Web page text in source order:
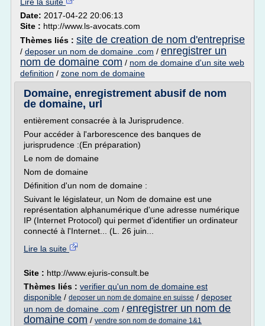
Date: 2017-04-22 20:06:13
Site : http://www.ls-avocats.com
Thèmes liés : site de creation de nom d'entreprise
/ deposer un nom de domaine .com / enregistrer un
nom de domaine com / nom de domaine d'un site web
definition / zone nom de domaine
Domaine, enregistrement abusif de nom
de domaine, url
entièrement consacrée à la Jurisprudence.
Pour accéder à l'arborescence des banques de
jurisprudence :(En préparation)
Le nom de domaine
Nom de domaine
Définition d'un nom de domaine :
Suivant le législateur, un Nom de domaine est une
représentation alphanumérique d'une adresse numérique
IP (Internet Protocol) qui permet d'identifier un ordinateur
connecté à l'Internet... (L. 26 juin...
Lire la suite
Site : http://www.ejuris-consult.be
Thèmes liés : verifier qu'un nom de domaine est
disponible / deposer un nom de domaine en suisse / deposer
un nom de domaine .com / enregistrer un nom de
domaine com / vendre son nom de domaine 1&1